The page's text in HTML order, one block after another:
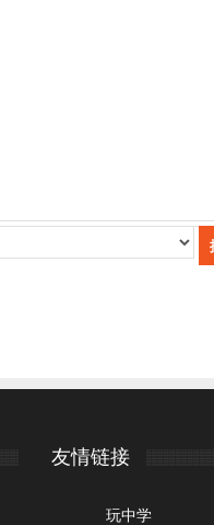
友情链接
玩中学